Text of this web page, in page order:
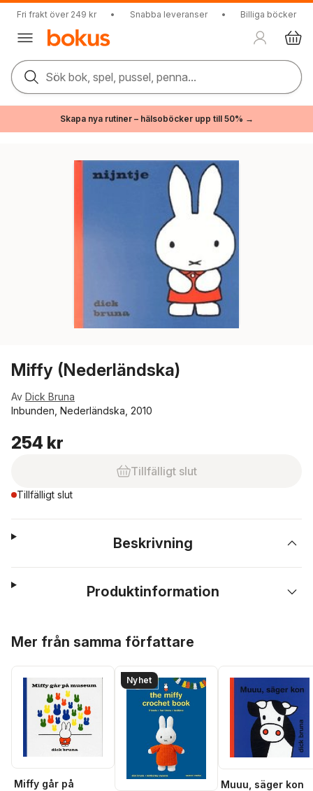
Fri frakt över 249 kr • Snabba leveranser • Billiga böcker
Sök bok, spel, pussel, penna...
Skapa nya rutiner – hälsoböcker upp till 50% →
Miffy (Nederländska)
Av Dick Bruna
Inbunden, Nederländska, 2010
254 kr
Tillfälligt slut
Tillfälligt slut
Beskrivning
Produktinformation
Mer från samma författare
Miffy går på
Nyhet
Muuu, säger kon